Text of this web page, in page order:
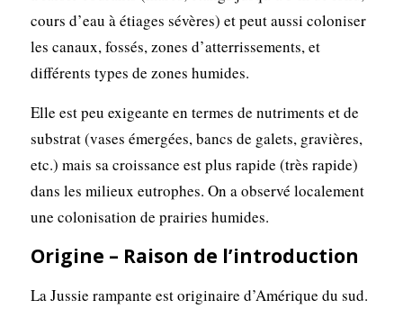
cours d’eau à étiages sévères) et peut aussi coloniser
les canaux, fossés, zones d’atterrissements, et
différents types de zones humides.
Elle est peu exigeante en termes de nutriments et de
substrat (vases émergées, bancs de galets, gravières,
etc.) mais sa croissance est plus rapide (très rapide)
dans les milieux eutrophes. On a observé localement
une colonisation de prairies humides.
Origine – Raison de l’introduction
La Jussie rampante est originaire d’Amérique du sud.